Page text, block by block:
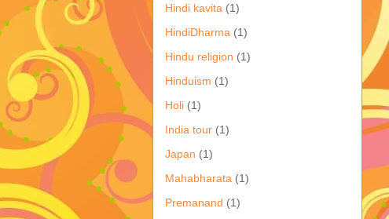
Hindi kavita (1)
HindiDharma (1)
Hindu religion (1)
Hinduism (1)
Holi (1)
India tour (1)
Japan (1)
Mahabharata (1)
Premanand (1)